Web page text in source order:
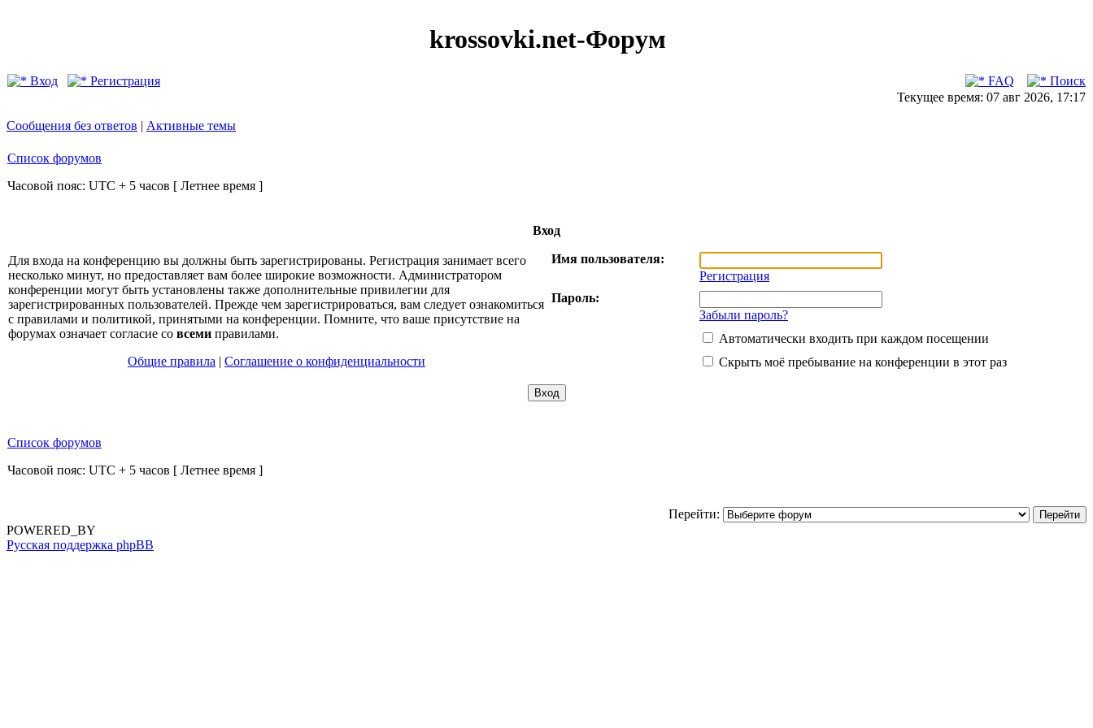
krossovki.net-Форум
Вход Регистрация FAQ
Поиск
Текущее время: 07 авг 2026, 17:17
Сообщения без ответов | Активные темы
Список форумов
Часовой пояс: UTC + 5 часов [ Летнее время ]
Вход
Для входа на конференцию вы должны быть зарегистрированы. Регистрация занимает всего
несколько минут, но предоставляет вам более широкие возможности. Администратором
конференции могут быть установлены также дополнительные привилегии для
зарегистрированных пользователей. Прежде чем зарегистрироваться, вам следует ознакомиться
с правилами и политикой, принятыми на конференции. Помните, что ваше присутствие на
форумах означает согласие со всеми правилами.
Общие правила | Соглашение о конфиденциальности
Имя пользователя:
Регистрация
Пароль:
Забыли пароль?
Автоматически входить при каждом посещении
Скрыть моё пребывание на конференции в этот раз
Список форумов
Часовой пояс: UTC + 5 часов [ Летнее время ]
Перейти:
POWERED_BY
Русская поддержка phpBB